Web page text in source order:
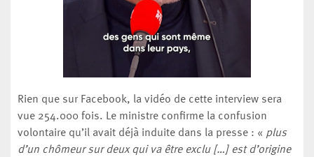
Rien que sur Facebook, la vidéo de cette interview sera
vue 254.000 fois. Le ministre confirme la confusion
volontaire qu’il avait déjà induite dans la presse : « plus
d’un chômeur sur deux qui va être exclu […] est d’origine